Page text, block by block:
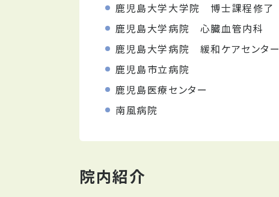
鹿児島大学大学院 博士課程修了
鹿児島大学病院 心臓血管内科
鹿児島大学病院 緩和ケアセンター
鹿児島市立病院
鹿児島医療センター
南風病院
院内紹介